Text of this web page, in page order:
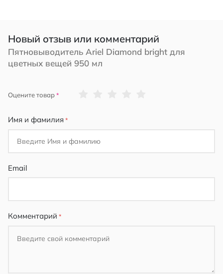
Новый отзыв или комментарий
Пятновыводитель Ariel Diamond bright для
цветных вещей 950 мл
Оцените товар
Имя и фамилия
Email
Комментарий